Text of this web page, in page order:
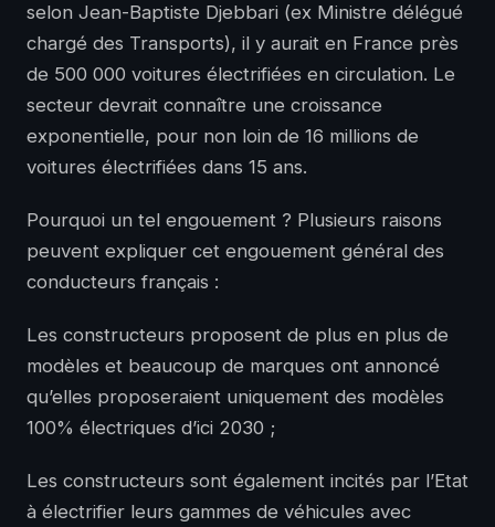
selon Jean-Baptiste Djebbari (ex Ministre délégué
chargé des Transports), il y aurait en France près
de 500 000 voitures électrifiées en circulation. Le
secteur devrait connaître une croissance
exponentielle, pour non loin de 16 millions de
voitures électrifiées dans 15 ans.
Pourquoi un tel engouement ? Plusieurs raisons
peuvent expliquer cet engouement général des
conducteurs français :
Les constructeurs proposent de plus en plus de
modèles et beaucoup de marques ont annoncé
qu’elles proposeraient uniquement des modèles
100% électriques d’ici 2030 ;
Les constructeurs sont également incités par l’Etat
à électrifier leurs gammes de véhicules avec